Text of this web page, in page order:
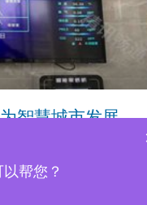
智慧城市发展
帮您？